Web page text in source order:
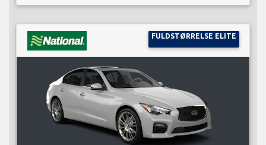
FULDSTØRRELSE ELITE